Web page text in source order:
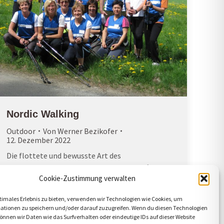
Cookie-Zustimmung verwalten
Erlebnis zu bieten, verwenden wir Technologien wie Cookies, um
zu speichern und/oder darauf zuzugreifen. Wenn du diesen Technologien
wir Daten wie das Surfverhalten oder eindeutige IDs auf dieser Website
Nordic Walking
Outdoor Von Werner Bezikofer
12. Dezember 2022
Die flottete und bewusste Art des
Gehens trainiert Ausdauer und Muskelkraft.
Stöcke können in begrenzter Anzahl ausgeliehen